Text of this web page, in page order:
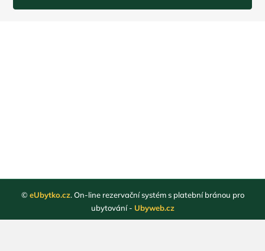
© eUbytko.cz. On-line rezervační systém s platební bránou pro
ubytování - Ubyweb.cz